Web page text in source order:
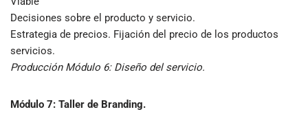
Decisiones sobre el producto y servicio.
Estrategia de precios. Fijación del precio de los productos
servicios.
Producción Módulo 6: Diseño del servicio.
Módulo 7: Taller de Branding.